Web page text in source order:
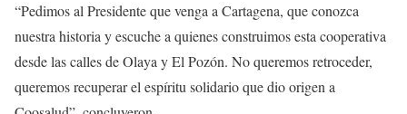
“Pedimos al Presidente que venga a Cartagena, que conozca
nuestra historia y escuche a quienes construimos esta cooperativa
desde las calles de Olaya y El Pozón. No queremos retroceder,
queremos recuperar el espíritu solidario que dio origen a